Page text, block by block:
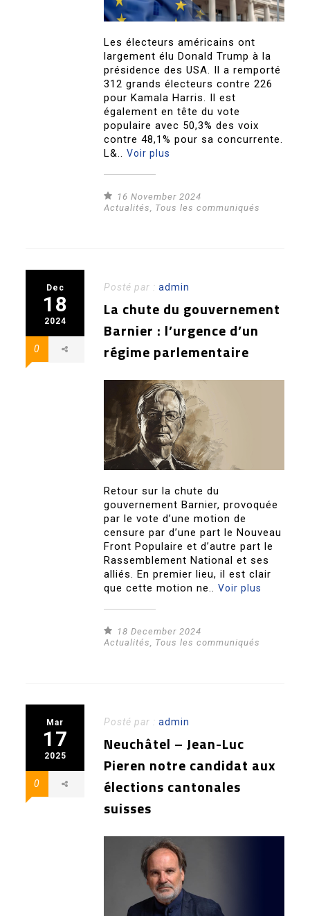
Les électeurs américains ont
largement élu Donald Trump à la
présidence des USA. Il a remporté
312 grands électeurs contre 226
pour Kamala Harris. Il est
également en tête du vote
populaire avec 50,3% des voix
contre 48,1% pour sa concurrente.
L&..Voir plus
16 November 2024
Actualités, Tous les communiqués
Dec
18
2024
0
Posté par :admin
La chute du gouvernement
Barnier : l’urgence d’un
régime parlementaire
Retour sur la chute du
gouvernement Barnier, provoquée
par le vote d’une motion de
censure par d’une part le Nouveau
Front Populaire et d’autre part le
Rassemblement National et ses
alliés. En premier lieu, il est clair
que cette motion ne..Voir plus
18 December 2024
Actualités, Tous les communiqués
Mar
17
2025
0
Posté par :admin
Neuchâtel – Jean-Luc
Pieren notre candidat aux
élections cantonales
suisses